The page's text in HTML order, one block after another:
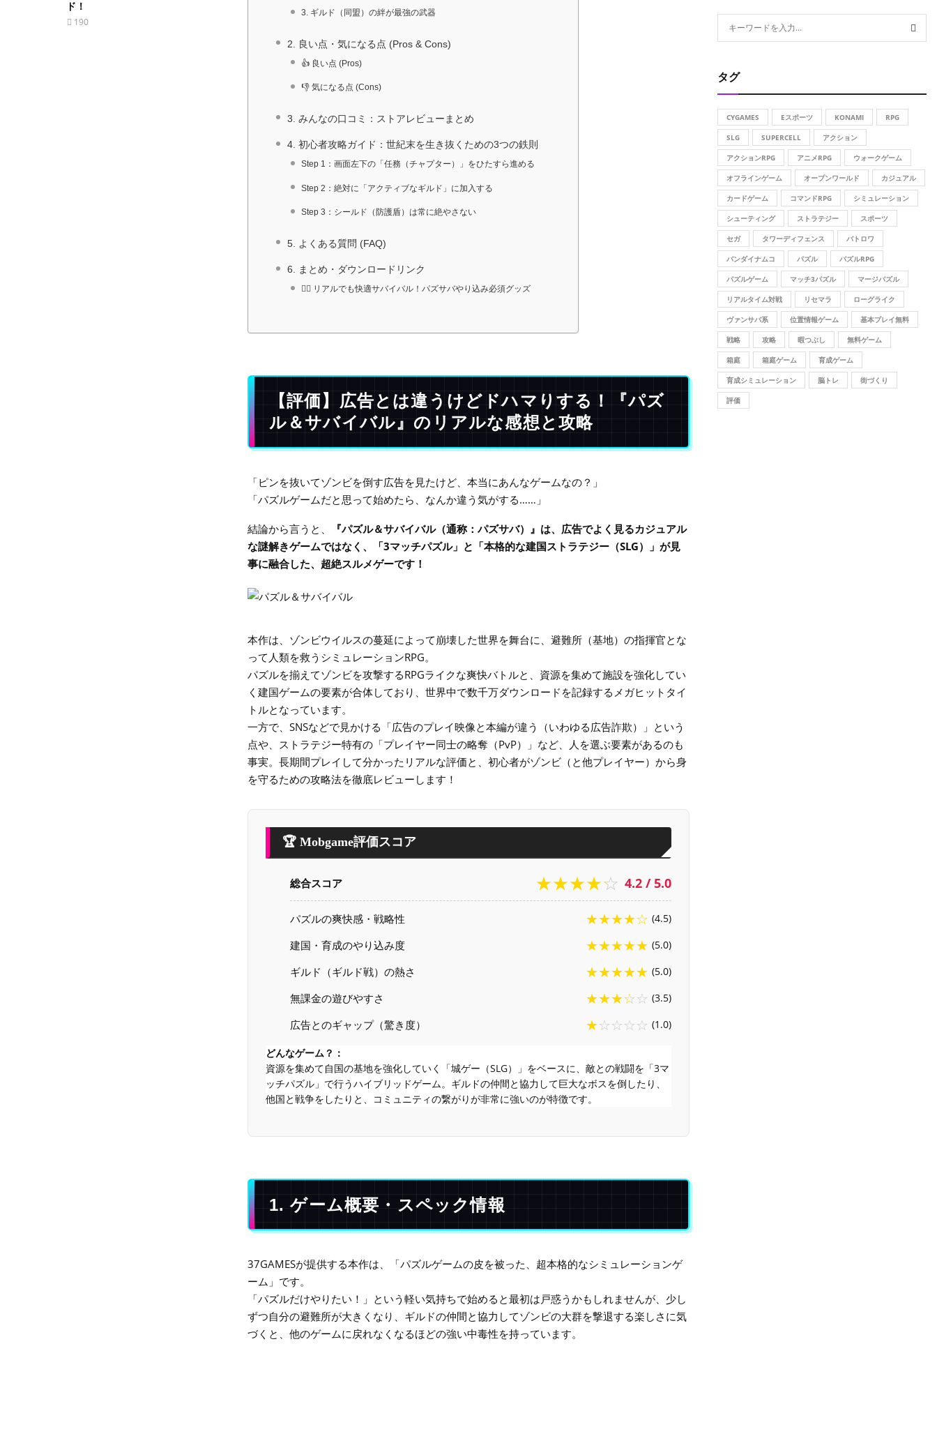
3. ギルド（同盟）の絆が最強の武器
2. 良い点・気になる点 (Pros & Cons)
👍 良い点 (Pros)
👎 気になる点 (Cons)
3. みんなの口コミ：ストアレビューまとめ
4. 初心者攻略ガイド：世紀末を生き抜くための3つの鉄則
Step 1：画面左下の「任務（チャプター）」をひたすら進める
Step 2：絶対に「アクティブなギルド」に加入する
Step 3：シールド（防護盾）は常に絶やさない
5. よくある質問 (FAQ)
6. まとめ・ダウンロードリンク
🧟‍♂️ リアルでも快適サバイバル！パズサバやり込み必須グッズ
【評価】広告とは違うけどドハマりする！『パズ
ル＆サバイバル』のリアルな感想と攻略
「ピンを抜いてゾンビを倒す広告を見たけど、本当にあんなゲームなの？」
「パズルゲームだと思って始めたら、なんか違う気がする……」
結論から言うと、
『パズル＆サバイバル（通称：パズサバ）』は、広告でよく見るカジュアル
な謎解きゲームではなく、「3マッチパズル」と「本格的な建国ストラテジー（SLG）」が見
事に融合した、超絶スルメゲーです！
本作は、ゾンビウイルスの蔓延によって崩壊した世界を舞台に、避難所（基地）の指揮官とな
って人類を救うシミュレーションRPG。
パズルを揃えてゾンビを攻撃するRPGライクな爽快バトルと、資源を集めて施設を強化してい
く建国ゲームの要素が合体しており、世界中で数千万ダウンロードを記録するメガヒットタイ
トルとなっています。
一方で、SNSなどで見かける「広告のプレイ映像と本編が違う（いわゆる広告詐欺）」という
点や、ストラテジー特有の「プレイヤー同士の略奪（PvP）」など、人を選ぶ要素があるのも
事実。長期間プレイして分かったリアルな評価と、初心者がゾンビ（と他プレイヤー）から身
を守るための攻略法を徹底レビューします！
🏆 Mobgame評価スコア
総合スコア ★★★★☆ 4.2 / 5.0
パズルの爽快感・戦略性 ★★★★☆ (4.5)
建国・育成のやり込み度 ★★★★★ (5.0)
ギルド（ギルド戦）の熱さ ★★★★★ (5.0)
無課金の遊びやすさ ★★★☆☆ (3.5)
広告とのギャップ（驚き度） ★☆☆☆☆ (1.0)
どんなゲーム？：
資源を集めて自国の基地を強化していく「城ゲー（SLG）」をベースに、敵との戦闘を「3マ
ッチパズル」で行うハイブリッドゲーム。ギルドの仲間と協力して巨大なボスを倒したり、
他国と戦争をしたりと、コミュニティの繋がりが非常に強いのが特徴です。
1. ゲーム概要・スペック情報
37GAMESが提供する本作は、「パズルゲームの皮を被った、超本格的なシミュレーションゲ
ーム」です。
「パズルだけやりたい！」という軽い気持ちで始めると最初は戸惑うかもしれませんが、少し
ずつ自分の避難所が大きくなり、ギルドの仲間と協力してゾンビの大群を撃退する楽しさに気
づくと、他のゲームに戻れなくなるほどの強い中毒性を持っています。
ド！
190
c
h
f
o
:
C
H
タグ
CYGAMES Eスポーツ KONAMI RPG
SLG SUPERCELL アクション
アクションRPG アニメRPG ウォークゲーム
オフラインゲーム オープンワールド カジュアル
カードゲーム コマンドRPG シミュレーション
シューティング ストラテジー スポーツ
セガ タワーディフェンス バトロワ
バンダイナムコ パズル パズルRPG
パズルゲーム マッチ3パズル マージパズル
リアルタイム対戦 リセマラ ローグライク
ヴァンサバ系 位置情報ゲーム 基本プレイ無料
戦略 攻略 暇つぶし 無料ゲーム
箱庭 箱庭ゲーム 育成ゲーム
育成シミュレーション 脳トレ 街づくり
評価